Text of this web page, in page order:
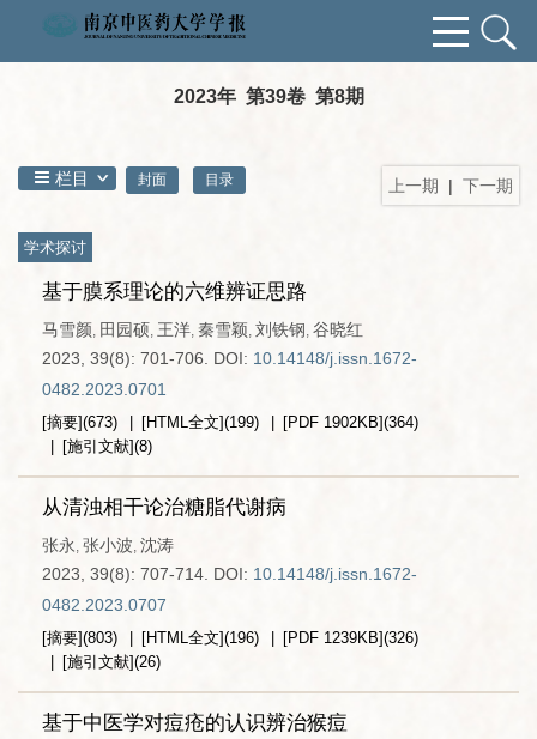
2023年 第39卷 第8期
上一期 | 下一期
栏目 封面 目录
学术探讨
基于膜系理论的六维辨证思路
马雪颜, 田园硕, 王洋, 秦雪颖, 刘铁钢, 谷晓红
2023, 39(8): 701-706.
DOI: 10.14148/j.issn.1672-
0482.2023.0701
[摘要](673) [HTML全文](199) [PDF 1902KB](364)
[施引文献](8)
从清浊相干论治糖脂代谢病
张永 , 张小波, 沈涛
2023, 39(8): 707-714. DOI: 10.14148/j.issn.1672-
0482.2023.0707
[摘要](803) [HTML全文](196) [PDF 1239KB](326)
[施引文献](26)
基于中医学对痘疮的认识辨治猴痘